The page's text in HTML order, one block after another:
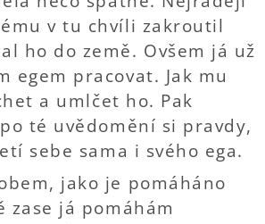
v tu chvíli zakroutil
ho do země. Ovšem já už
egem pracovat. Jak mu
a umlčet ho. Pak
té uvědomění si pravdy,
sebe sama i svého ega.
jako je pomáháno
zase já pomáhám